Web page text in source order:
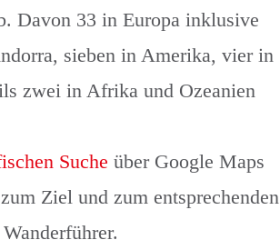
Davon 33 in Europa inklusive
sieben in Amerika, vier in
zwei in Afrika und Ozeanien
Suche über Google Maps
Ziel und zum entsprechenden
Wanderführer.